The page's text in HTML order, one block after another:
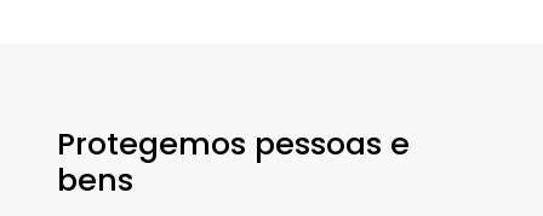
Protegemos pessoas e
bens